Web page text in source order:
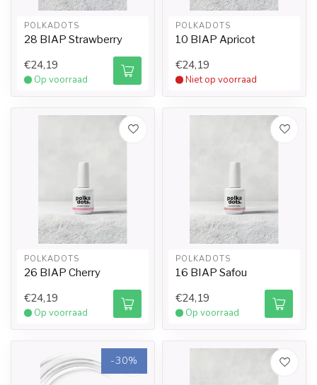
POLKADOTS
28 BIAP Strawberry
€24,19
Op voorraad
POLKADOTS
10 BIAP Apricot
€24,19
Niet op voorraad
POLKADOTS
26 BIAP Cherry
€24,19
Op voorraad
POLKADOTS
16 BIAP Safou
€24,19
Op voorraad
-30%